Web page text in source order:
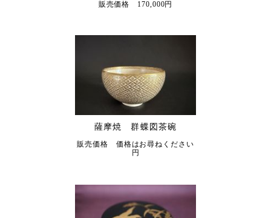
販売価格 170,000円
薩摩焼 群蝶図茶碗
販売価格 価格はお尋ねください
円